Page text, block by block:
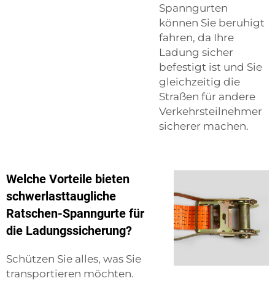
Spanngurten
können Sie beruhigt
fahren, da Ihre
Ladung sicher
befestigt ist und Sie
gleichzeitig die
Straßen für andere
Verkehrsteilnehmer
sicherer machen.
Welche Vorteile bieten
schwerlasttaugliche
Ratschen-Spanngurte für
die Ladungssicherung?
Schützen Sie alles, was Sie
transportieren möchten.